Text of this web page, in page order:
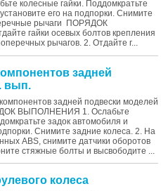
колесные гайки. Поддомкратьте
его на подпорки. Снимите
рычаги ПОРЯДОК
гайки осевых болтов крепления
рычагов. 2. Отдайте г...
задней
вып.
задней подвески моделей
ВЫПОЛНЕНИЯ 1. Ослабьте
задок автомобиля и
Снимите задние колеса. 2. На
ABS, снимите датчики оборотов
стяжные болты и высвободите ...
колеса